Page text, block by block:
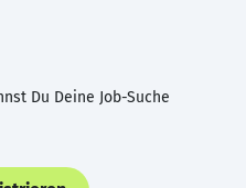
Du Deine Job-Suche